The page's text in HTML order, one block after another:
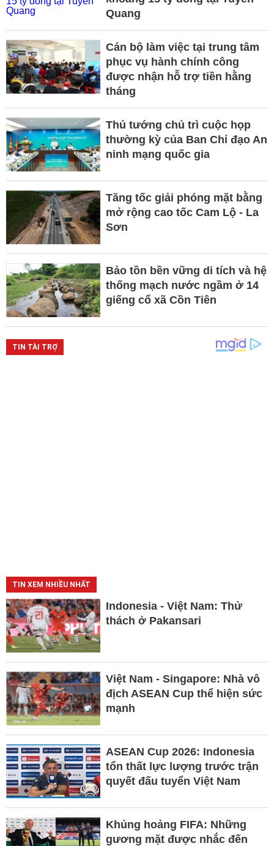
Quang
Cán bộ làm việc tại trung tâm
phục vụ hành chính công
được nhận hỗ trợ tiền hằng
tháng
Thủ tướng chủ trì cuộc họp
thường kỳ của Ban Chỉ đạo An
ninh mạng quốc gia
Tăng tốc giải phóng mặt bằng
mở rộng cao tốc Cam Lộ - La
Sơn
Bảo tồn bền vững di tích và hệ
thống mạch nước ngầm ở 14
giếng cổ xã Cồn Tiên
TIN XEM NHIỀU NHẤT
Indonesia - Việt Nam: Thử
thách ở Pakansari
Việt Nam - Singapore: Nhà vô
địch ASEAN Cup thể hiện sức
mạnh
ASEAN Cup 2026: Indonesia
tổn thất lực lượng trước trận
quyết đấu tuyển Việt Nam
Khủng hoảng FIFA: Những
gương mặt được nhắc đến